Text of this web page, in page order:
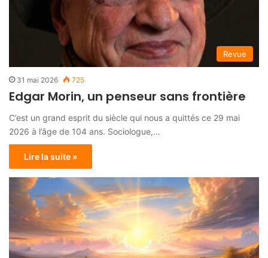
Revue
31 mai 2026 725
Edgar Morin, un penseur sans frontière
C’est un grand esprit du siècle qui nous a quittés ce 29 mai
2026 à l’âge de 104 ans. Sociologue,…
Lire la suite »